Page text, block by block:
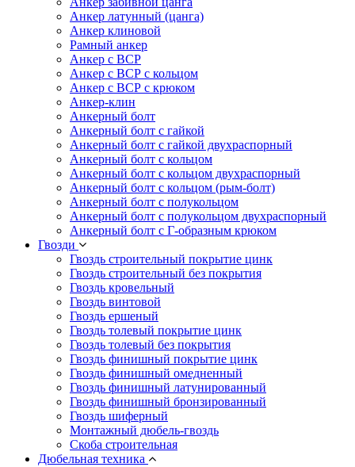
Анкер латунный (цанга)
Анкер клиновой
Рамный анкер
Анкер с ВСР
Анкер с ВСР с кольцом
Анкер с ВСР с крюком
Анкер-клин
Анкерный болт
Анкерный болт с гайкой
Анкерный болт с гайкой двухраспорный
Анкерный болт с кольцом
Анкерный болт с кольцом двухраспорный
Анкерный болт с кольцом (рым-болт)
Анкерный болт с полукольцом
Анкерный болт с полукольцом двухраспорный
Анкерный болт с Г-образным крюком
Гвозди
Гвоздь строительный покрытие цинк
Гвоздь строительный без покрытия
Гвоздь кровельный
Гвоздь винтовой
Гвоздь ершеный
Гвоздь толевый покрытие цинк
Гвоздь толевый без покрытия
Гвоздь финишный покрытие цинк
Гвоздь финишный омедненный
Гвоздь финишный латунированный
Гвоздь финишный бронзированный
Гвоздь шиферный
Монтажный дюбель-гвоздь
Скоба строительная
Дюбельная техника